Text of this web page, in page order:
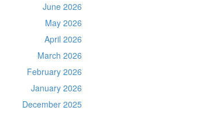
June 2026
May 2026
April 2026
March 2026
February 2026
January 2026
December 2025